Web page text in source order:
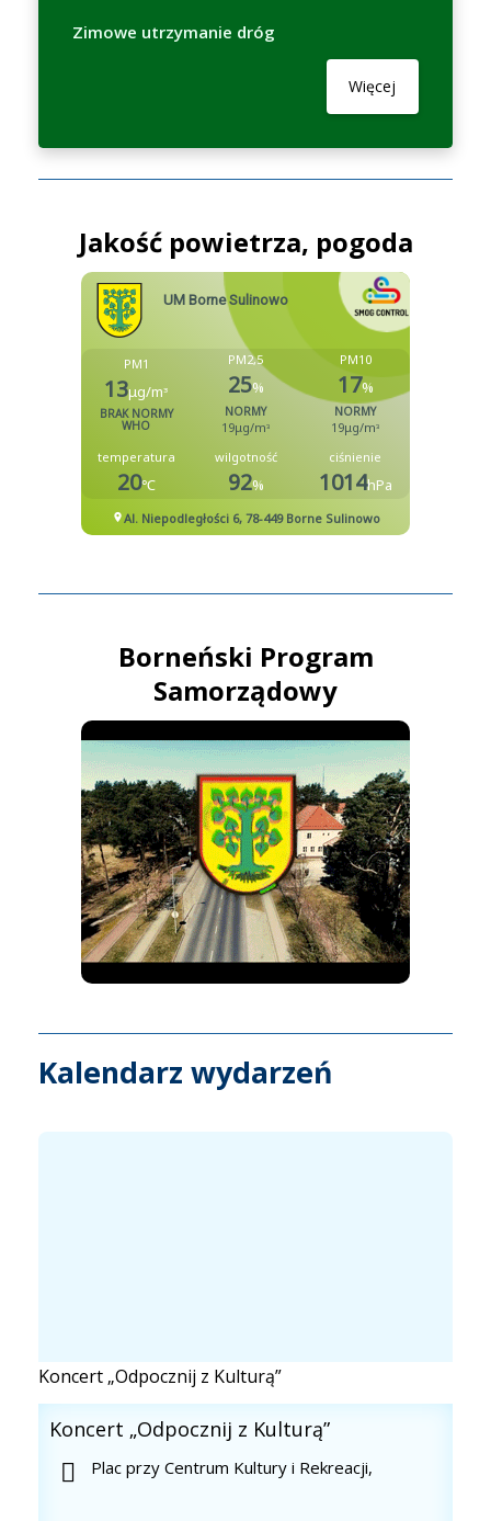
Zimowe utrzymanie dróg
Więcej
Jakość powietrza, pogoda
Borneński Program
Samorządowy
Kalendarz wydarzeń
Koncert „Odpocznij z Kulturą”
Koncert „Odpocznij z Kulturą”
Plac przy Centrum Kultury i Rekreacji,